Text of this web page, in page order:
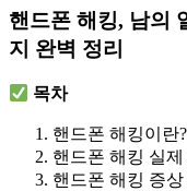
핸드폰 해킹, 남의
지 완벽 정리
목차
핸드폰 해킹이란?
핸드폰 해킹 실제
핸드폰 해킹 증상